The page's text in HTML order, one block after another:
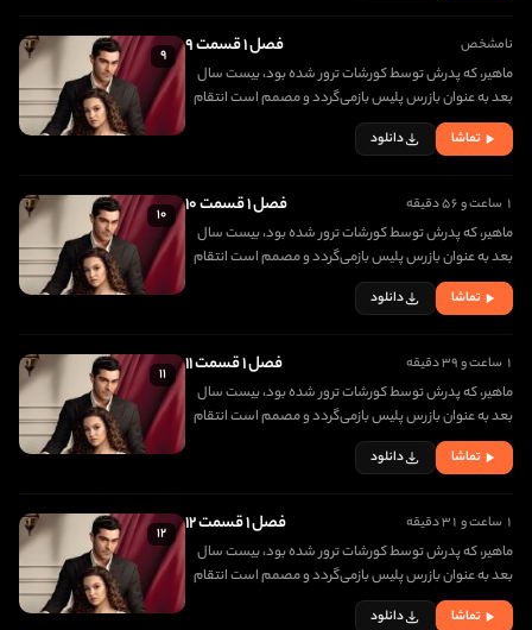
نامشخص فصل ۱ قسمت ۹
ماهیر، که پدرش توسط کورشات ترور شده بود، بیست سال
بعد به عنوان بازرس پلیس بازمی‌گردد و مصمم است انتقام
مرگ پدرش را بگیرد. در اولین روز بازگشتش، با دختری زیبا به
نام جانفزا برخورد کرده و عاشق او می شود
تماشا دانلود
۹
۱ ساعت و ۵۶ دقیقه فصل ۱ قسمت ۱۰
ماهیر، که پدرش توسط کورشات ترور شده بود، بیست سال
بعد به عنوان بازرس پلیس بازمی‌گردد و مصمم است انتقام
مرگ پدرش را بگیرد. در اولین روز بازگشتش، با دختری زیبا به
نام جانفزا برخورد کرده و عاشق او می شود
تماشا دانلود
۱۰
۱ ساعت و ۳۹ دقیقه فصل ۱ قسمت ۱۱
ماهیر، که پدرش توسط کورشات ترور شده بود، بیست سال
بعد به عنوان بازرس پلیس بازمی‌گردد و مصمم است انتقام
مرگ پدرش را بگیرد. در اولین روز بازگشتش، با دختری زیبا به
نام جانفزا برخورد کرده و عاشق او می شود
تماشا دانلود
۱۱
۱ ساعت و ۳۱ دقیقه فصل ۱ قسمت ۱۲
ماهیر، که پدرش توسط کورشات ترور شده بود، بیست سال
بعد به عنوان بازرس پلیس بازمی‌گردد و مصمم است انتقام
مرگ پدرش را بگیرد. در اولین روز بازگشتش، با دختری زیبا به
نام جانفزا برخورد کرده و عاشق او می شود
تماشا دانلود
۱۲